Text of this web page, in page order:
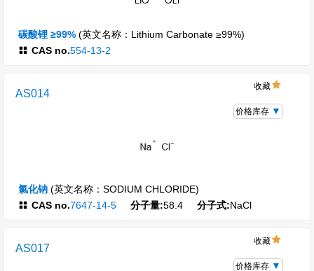
碳酸锂 ≥99% (英文名称：Lithium Carbonate ≥99%)
CAS no.554-13-2
AS014
氯化钠 (英文名称：SODIUM CHLORIDE)
CAS no.7647-14-5 分子量:58.4 分子式:NaCl
收藏
价格库存
AS017
收藏
价格库存